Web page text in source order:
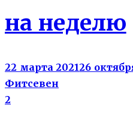
на неделю
22 марта 202126
Фитсевен
2